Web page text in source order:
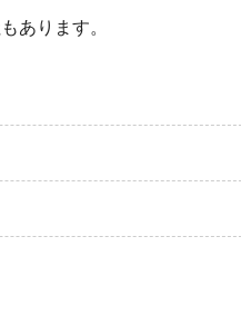
あります。